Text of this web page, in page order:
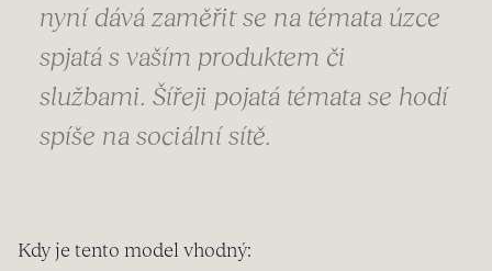
nyní dává zaměřit se na témata úzce
spjatá s vaším produktem či
službami. Šířeji pojatá témata se hodí
spíše na sociální sítě.
Kdy je tento model vhodný: